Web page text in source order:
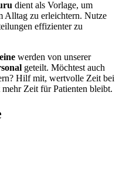
dient als Vorlage, um
Alltag zu erleichtern. Nutze
effizienter zu
werden von unserer
geteilt. Möchtest auch
Hilf mit, wertvolle Zeit bei
Zeit für Patienten bleibt.